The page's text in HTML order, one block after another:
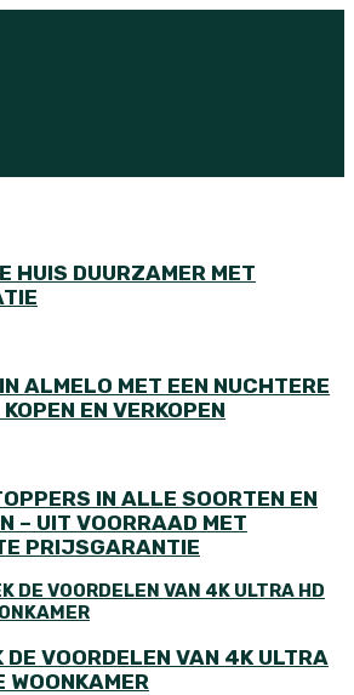
HUIS DUURZAMER MET
ALMELO MET EEN NUCHTERE
EN VERKOPEN
IN ALLE SOORTEN EN
– UIT VOORRAAD MET
PRIJSGARANTIE
DE VOORDELEN VAN 4K ULTRA
WOONKAMER